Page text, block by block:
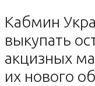
Кабмин
выкупать
акцизных
их нового